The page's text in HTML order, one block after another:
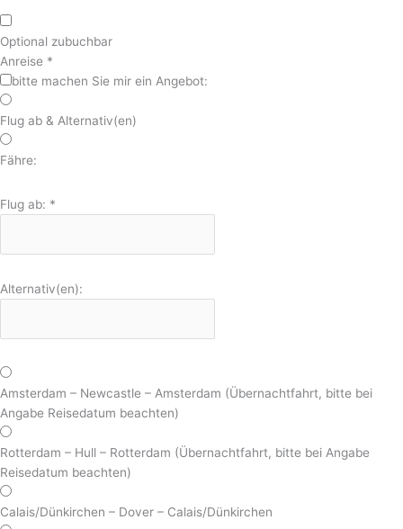
Optional zubuchbar
Anreise *
bitte machen Sie mir ein Angebot:
Flug ab & Alternativ(en)
Fähre:
Flug ab: *
Alternativ(en):
Amsterdam – Newcastle – Amsterdam (Übernachtfahrt, bitte bei
Angabe Reisedatum beachten)
Rotterdam – Hull – Rotterdam (Übernachtfahrt, bitte bei Angabe
Reisedatum beachten)
Calais/Dünkirchen – Dover – Calais/Dünkirchen